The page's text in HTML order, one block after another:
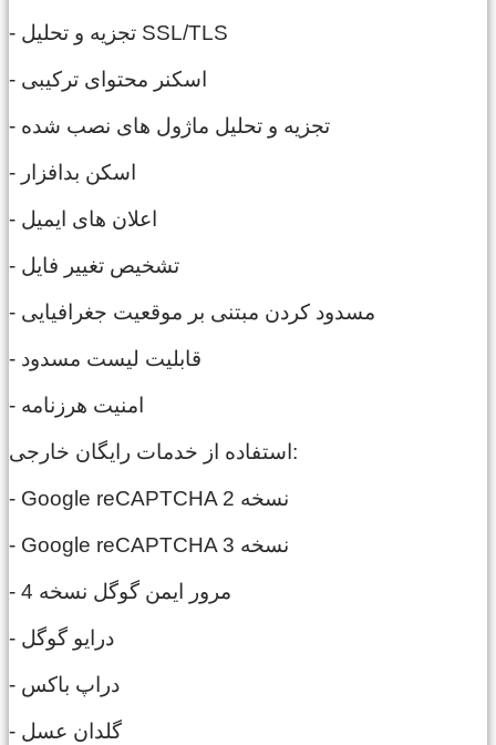
- تجزیه و تحلیل SSL/TLS
- اسکنر محتوای ترکیبی
- تجزیه و تحلیل ماژول های نصب شده
- اسکن بدافزار
- اعلان های ایمیل
- تشخیص تغییر فایل
- مسدود کردن مبتنی بر موقعیت جغرافیایی
- قابلیت لیست مسدود
- امنیت هرزنامه
استفاده از خدمات رایگان خارجی:
- Google reCAPTCHA نسخه 2
- Google reCAPTCHA نسخه 3
- مرور ایمن گوگل نسخه 4
- درایو گوگل
- دراپ باکس
- گلدان عسل